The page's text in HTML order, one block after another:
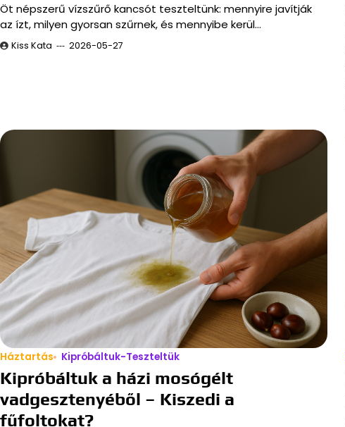
Öt népszerű vízszűrő kancsót teszteltünk: mennyire javítják
az ízt, milyen gyorsan szűrnek, és mennyibe kerül…
Kiss Kata 2026-05-27
Háztartás Kipróbáltuk-Teszteltük
Kipróbáltuk a házi mosógélt
vadgesztenyéből – Kiszedi a
fűfoltokat?